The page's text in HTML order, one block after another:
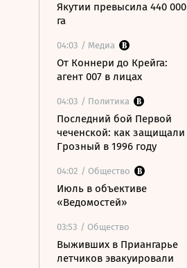
Якутии превысила 440 000
га
04:03 / Медиа
От Коннери до Крейга:
агент 007 в лицах
04:03 / Политика
Последний бой Первой
чеченской: как защищали
Грозный в 1996 году
04:02 / Общество
Июль в объективе
«Ведомостей»
03:53 / Общество
Выживших в Приангарье
летчиков эвакуировали